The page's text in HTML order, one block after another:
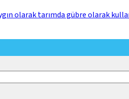
olarak tarımda gübre olarak